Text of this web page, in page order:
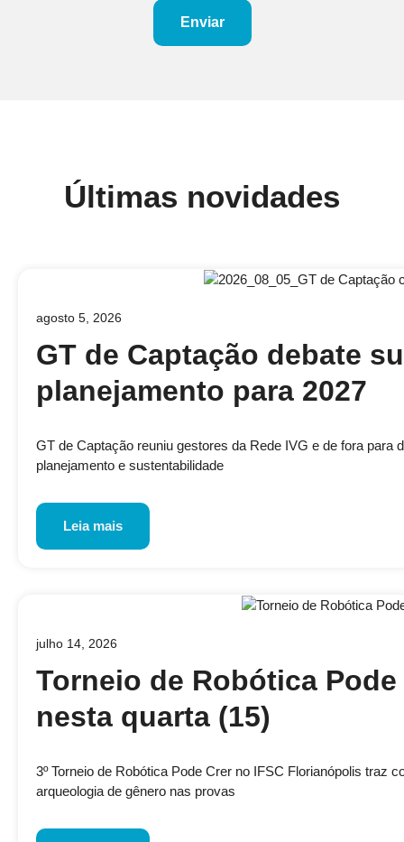
Enviar
Últimas novidades
agosto 5, 2026
GT de Captação debate
planejamento para 2027
GT de Captação reuniu gestores da Rede IVG e de fora para
planejamento e sustentabilidade
Leia mais
julho 14, 2026
Torneio de Robótica
nesta quarta (15)
3º Torneio de Robótica Pode Crer no IFSC Florianópolis traz
arqueologia de gênero nas provas